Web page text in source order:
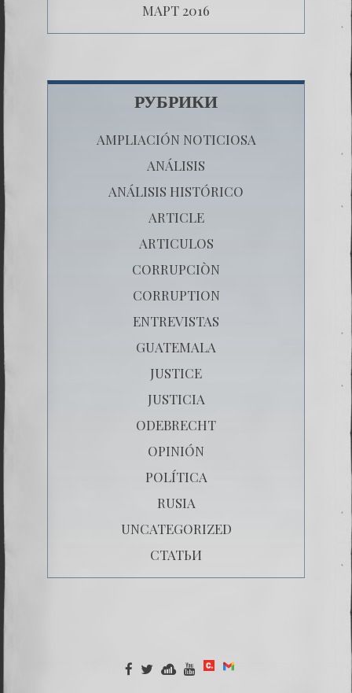
МАРТ 2016
РУБРИКИ
AMPLIACIÓN NOTICIOSA
ANÁLISIS
ANÁLISIS HISTÓRICO
ARTICLE
ARTICULOS
CORRUPCIÒN
CORRUPTION
ENTREVISTAS
GUATEMALA
JUSTICE
JUSTICIA
ODEBRECHT
OPINIÓN
POLÍTICA
RUSIA
UNCATEGORIZED
СТАТЬИ